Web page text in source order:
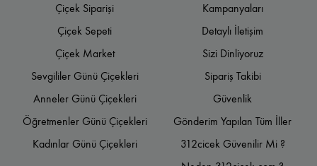
Çiçek Siparişi
Çiçek Sepeti
Çiçek Market
Sevgililer Günü Çiçekleri
Anneler Günü Çiçekleri
Öğretmenler Günü Çiçekleri
Kadınlar Günü Çiçekleri
Kampanyaları
Detaylı İletişim
Sizi Dinliyoruz
Sipariş Takibi
Güvenlik
Gönderim Yapılan Tüm İller
312cicek Güvenilir Mi ?